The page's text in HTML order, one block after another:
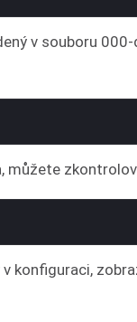
v souboru
můžete
konfiguraci,